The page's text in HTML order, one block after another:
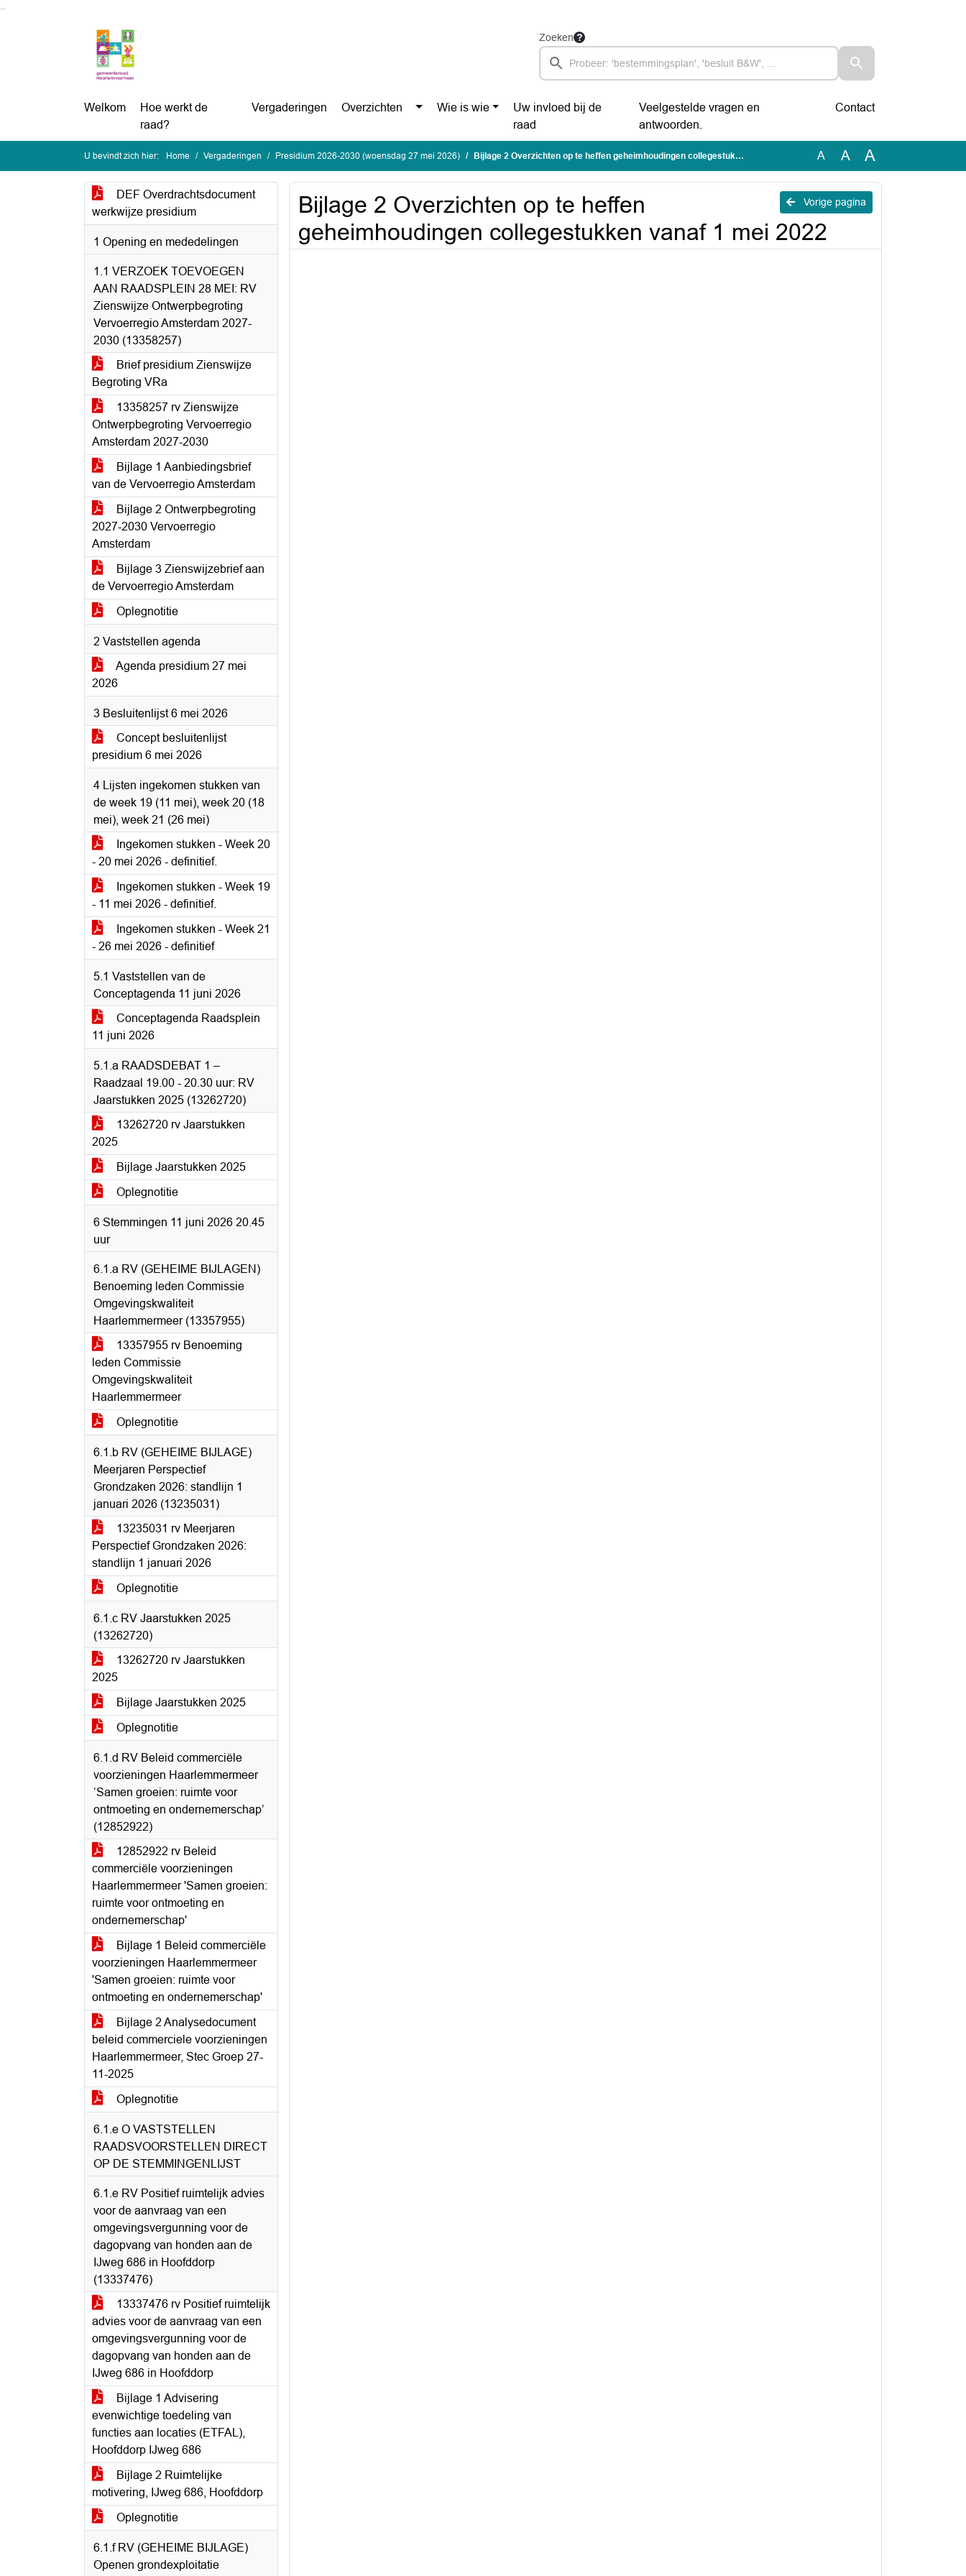
Zoeken
Welkom
Hoe werkt de
raad?
Vergaderingen Overzichten Wie is wie
Uw invloed bij de
raad
Veelgestelde vragen en
antwoorden.
Contact
U bevindt zich hier: Home Vergaderingen Presidium 2026-2030 (woensdag 27 mei 2026) Bijlage 2 Overzichten op te heffen geheimhoudingen collegestukken vanaf 1 mei 2022 A A A
DEF Overdrachtsdocument
werkwijze presidium
1 Opening en mededelingen
1.1 VERZOEK TOEVOEGEN
AAN RAADSPLEIN 28 MEI: RV
Zienswijze Ontwerpbegroting
Vervoerregio Amsterdam 2027-
2030 (13358257)
Brief presidium Zienswijze
Begroting VRa
13358257 rv Zienswijze
Ontwerpbegroting Vervoerregio
Amsterdam 2027-2030
Bijlage 1 Aanbiedingsbrief
van de Vervoerregio Amsterdam
Bijlage 2 Ontwerpbegroting
2027-2030 Vervoerregio
Amsterdam
Bijlage 3 Zienswijzebrief aan
de Vervoerregio Amsterdam
Oplegnotitie
2 Vaststellen agenda
Agenda presidium 27 mei
2026
3 Besluitenlijst 6 mei 2026
Concept besluitenlijst
presidium 6 mei 2026
4 Lijsten ingekomen stukken van
de week 19 (11 mei), week 20 (18
mei), week 21 (26 mei)
Ingekomen stukken - Week 20
- 20 mei 2026 - definitief.
Ingekomen stukken - Week 19
- 11 mei 2026 - definitief.
Ingekomen stukken - Week 21
- 26 mei 2026 - definitief
5.1 Vaststellen van de
Conceptagenda 11 juni 2026
Conceptagenda Raadsplein
11 juni 2026
5.1.a RAADSDEBAT 1 –
Raadzaal 19.00 - 20.30 uur: RV
Jaarstukken 2025 (13262720)
13262720 rv Jaarstukken
2025
Bijlage Jaarstukken 2025
Oplegnotitie
6 Stemmingen 11 juni 2026 20.45
uur
6.1.a RV (GEHEIME BIJLAGEN)
Benoeming leden Commissie
Omgevingskwaliteit
Haarlemmermeer (13357955)
13357955 rv Benoeming
leden Commissie
Omgevingskwaliteit
Haarlemmermeer
Oplegnotitie
6.1.b RV (GEHEIME BIJLAGE)
Meerjaren Perspectief
Grondzaken 2026: standlijn 1
januari 2026 (13235031)
13235031 rv Meerjaren
Perspectief Grondzaken 2026:
standlijn 1 januari 2026
Oplegnotitie
6.1.c RV Jaarstukken 2025
(13262720)
13262720 rv Jaarstukken
2025
Bijlage Jaarstukken 2025
Oplegnotitie
6.1.d RV Beleid commerciële
voorzieningen Haarlemmermeer
‘Samen groeien: ruimte voor
ontmoeting en ondernemerschap’
(12852922)
12852922 rv Beleid
commerciële voorzieningen
Haarlemmermeer 'Samen groeien:
ruimte voor ontmoeting en
ondernemerschap'
Bijlage 1 Beleid commerciële
voorzieningen Haarlemmermeer
'Samen groeien: ruimte voor
ontmoeting en ondernemerschap'
Bijlage 2 Analysedocument
beleid commerciele voorzieningen
Haarlemmermeer, Stec Groep 27-
11-2025
Oplegnotitie
6.1.e O VASTSTELLEN
RAADSVOORSTELLEN DIRECT
OP DE STEMMINGENLIJST
6.1.e RV Positief ruimtelijk advies
voor de aanvraag van een
omgevingsvergunning voor de
dagopvang van honden aan de
IJweg 686 in Hoofddorp
(13337476)
13337476 rv Positief ruimtelijk
advies voor de aanvraag van een
omgevingsvergunning voor de
dagopvang van honden aan de
IJweg 686 in Hoofddorp
Bijlage 1 Advisering
evenwichtige toedeling van
functies aan locaties (ETFAL),
Hoofddorp IJweg 686
Bijlage 2 Ruimtelijke
motivering, IJweg 686, Hoofddorp
Oplegnotitie
6.1.f RV (GEHEIME BIJLAGE)
Openen grondexploitatie
Vorige pagina
Bijlage 2 Overzichten op te heffen
geheimhoudingen collegestukken vanaf 1 mei 2022